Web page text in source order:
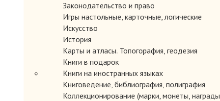
Законодательство и право
Игры настольные, карточные, логические
Искусство
История
Карты и атласы. Топогорафия, геодезия
Книги в подарок
Книги на иностранных языках
Книговедение, библиография, полиграфия
Коллекционирование (марки, монеты,